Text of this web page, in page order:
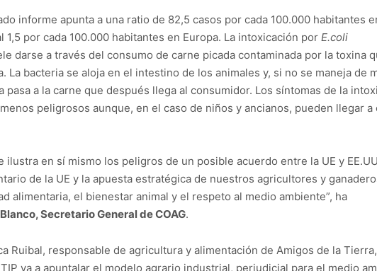
informe apunta a una ratio de 82,5 casos por cada 100.000 habitantes
1,5 por cada 100.000 habitantes en Europa. La intoxicación por E.coli
darse a través del consumo de carne picada contaminada por la toxina
La bacteria se aloja en el intestino de los animales y, si no se maneja de
pasa a la carne que después llega al consumidor. Los síntomas de la
peligrosos aunque, en el caso de niños y ancianos, pueden llegar a
ilustra en sí mismo los peligros de un posible acuerdo entre la UE y
de la UE y la apuesta estratégica de nuestros agricultores y
alimentaria, el bienestar animal y el respeto al medio ambiente”, ha
Secretario General de COAG.
Ruibal, responsable de agricultura y alimentación de Amigos de la
va a apuntalar el modelo agrario industrial, perjudicial para el medio